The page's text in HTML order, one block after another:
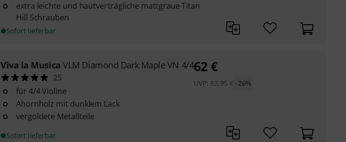
extra leichte und hautverträgliche mattgraue Titan
Hill Schrauben
Sofort lieferbar
Viva la Musica VLM Diamond Dark Maple VN 4/4
25
für 4/4 Violine
Ahornholz mit dunklem Lack
vergoldete Metallteile
Sofort lieferbar
62 €
UVP: 83,95 € -26%